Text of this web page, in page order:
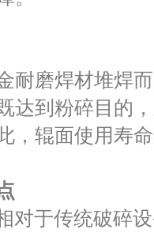
耐磨焊材堆焊
达到粉碎目的
，辊面使用寿
对于传统破碎